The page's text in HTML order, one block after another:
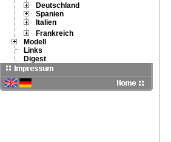
Deutschland
Spanien
Italien
Frankreich
Modell
Links
Digest